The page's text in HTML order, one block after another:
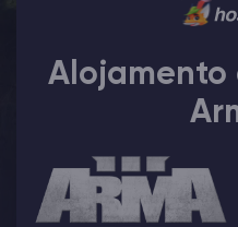
Manage affiliates
Hytale Hosting 50% OFF
Alojamento